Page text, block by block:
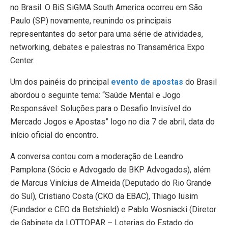
no Brasil. O BiS SiGMA South America ocorreu em São
Paulo (SP) novamente, reunindo os principais
representantes do setor para uma série de atividades,
networking, debates e palestras no Transamérica Expo
Center.
Um dos painéis do principal evento de apostas do Brasil
abordou o seguinte tema: “Saúde Mental e Jogo
Responsável: Soluções para o Desafio Invisível do
Mercado Jogos e Apostas” logo no dia 7 de abril, data do
início oficial do encontro.
A conversa contou com a moderação de Leandro
Pamplona (Sócio e Advogado de BKP Advogados), além
de Marcus Vinícius de Almeida (Deputado do Rio Grande
do Sul), Cristiano Costa (CKO da EBAC), Thiago Iusim
(Fundador e CEO da Betshield) e Pablo Wosniacki (Diretor
de Gabinete da LOTTOPAR – Loterias do Estado do